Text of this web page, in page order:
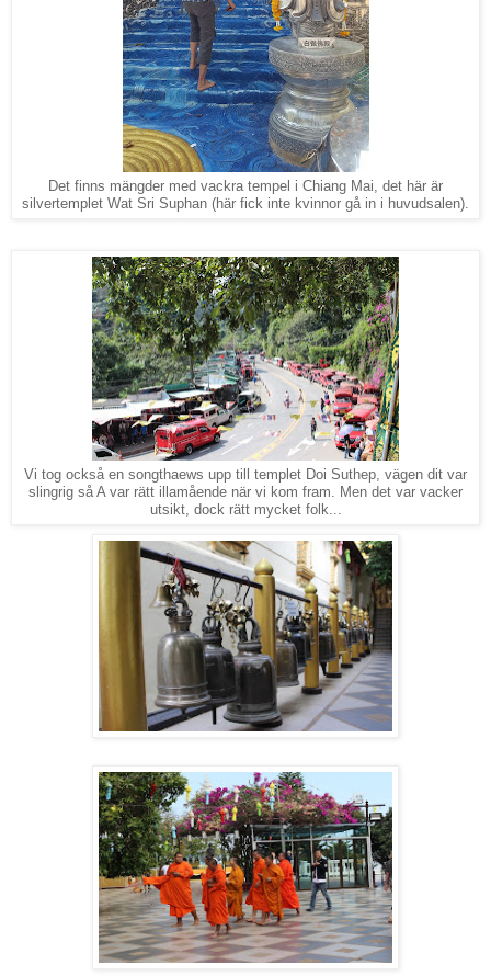
Det finns mängder med vackra tempel i Chiang Mai, det här är
silvertemplet Wat Sri Suphan (här fick inte kvinnor gå in i huvudsalen).
Vi tog också en songthaews upp till templet Doi Suthep, vägen dit var
slingrig så A var rätt illamående när vi kom fram. Men det var vacker
utsikt, dock rätt mycket folk...